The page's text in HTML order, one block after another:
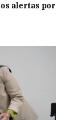
alertas por